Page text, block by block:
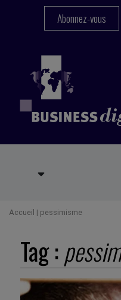
Abonnez-vous
Accueil | pessimisme
Tag :